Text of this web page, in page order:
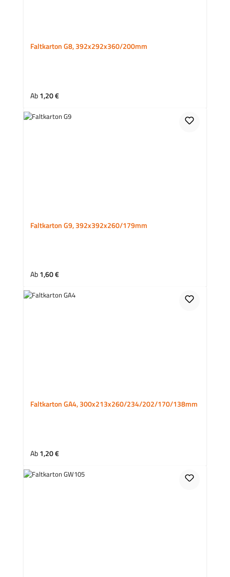
Faltkarton G8, 392x292x360/200mm
Regulärer Preis:
Ab1,20 €
Faltkarton G9, 392x392x260/179mm
Regulärer Preis:
Ab1,60 €
Faltkarton GA4, 300x213x260/234/202/170/138mm
Regulärer Preis:
Ab1,20 €